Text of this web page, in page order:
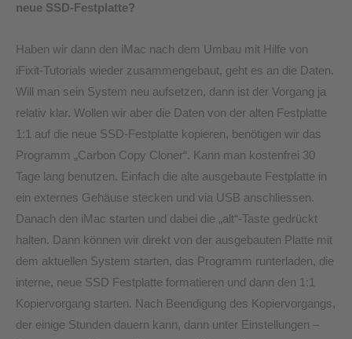
neue SSD-Festplatte?
Haben wir dann den iMac nach dem Umbau mit Hilfe von
iFixit-Tutorials wieder zusammengebaut, geht es an die Daten.
Will man sein System neu aufsetzen, dann ist der Vorgang ja
relativ klar. Wollen wir aber die Daten von der alten Festplatte
1:1 auf die neue SSD-Festplatte kopieren, benötigen wir das
Programm „Carbon Copy Cloner“. Kann man kostenfrei 30
Tage lang benutzen. Einfach die alte ausgebaute Festplatte in
ein externes Gehäuse stecken und via USB anschliessen.
Danach den iMac starten und dabei die „alt“-Taste gedrückt
halten. Dann können wir direkt von der ausgebauten Platte mit
dem aktuellen System starten, das Programm runterladen, die
interne, neue SSD Festplatte formatieren und dann den 1:1
Kopiervorgang starten. Nach Beendigung des Kopiervorgangs,
der einige Stunden dauern kann, dann unter Einstellungen –